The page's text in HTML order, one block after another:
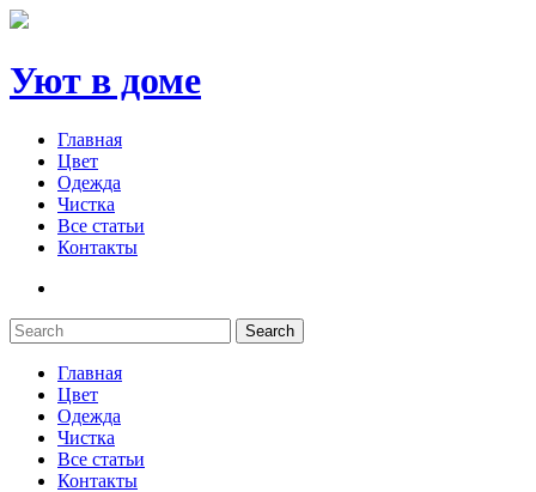
Уют в доме
Главная
Цвет
Одежда
Чистка
Все статьи
Контакты
Search
Главная
Цвет
Одежда
Чистка
Все статьи
Контакты